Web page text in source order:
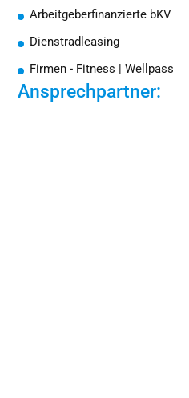
Arbeitgeberfinanzierte bKV
Dienstradleasing
Firmen - Fitness | Wellpass
Ansprechpartner: